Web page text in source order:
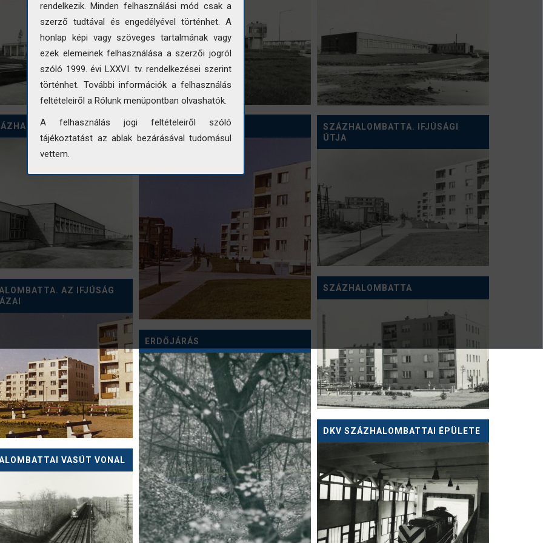
ÉPÜLETE SZÁZHALOMBATTA
SZÁZHALOMBATTA. IFJÚSÁGI
ÚTJA
SZÁZHALOMBATTA
AZ IFJÚSÁG
ERDŐJÁRÁS
DKV SZÁZHALOMBATTAI ÉPÜLETE
VASÚT VONAL
rendelkezik. Minden felhasználási mód csak a
szerző tudtával és engedélyével történhet. A
honlap képi vagy szöveges tartalmának vagy
ezek elemeinek felhasználása a szerzői jogról
szóló 1999. évi LXXVI. tv. rendelkezései szerint
történhet. További információk a felhasználás
feltételeiről a Rólunk menüpontban olvashatók.
A felhasználás jogi feltételeiről szóló
tájékoztatást az ablak bezárásával tudomásul
vettem.